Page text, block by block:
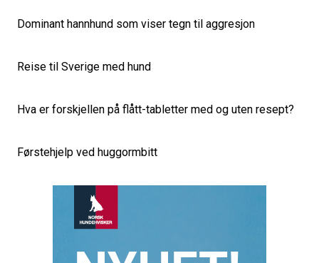
Dominant hannhund som viser tegn til aggresjon
Reise til Sverige med hund
Hva er forskjellen på flått-tabletter med og uten resept?
Førstehjelp ved huggormbitt